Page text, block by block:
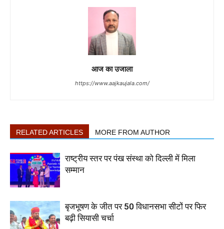
आज का उजाला
https://www.aajkaujala.com/
RELATED ARTICLES MORE FROM AUTHOR
राष्ट्रीय स्तर पर पंख संस्था को दिल्ली में मिला
सम्मान
बृजभूषण के जीत पर 50 विधानसभा सीटों पर फिर
बढ़ी सियासी चर्चा